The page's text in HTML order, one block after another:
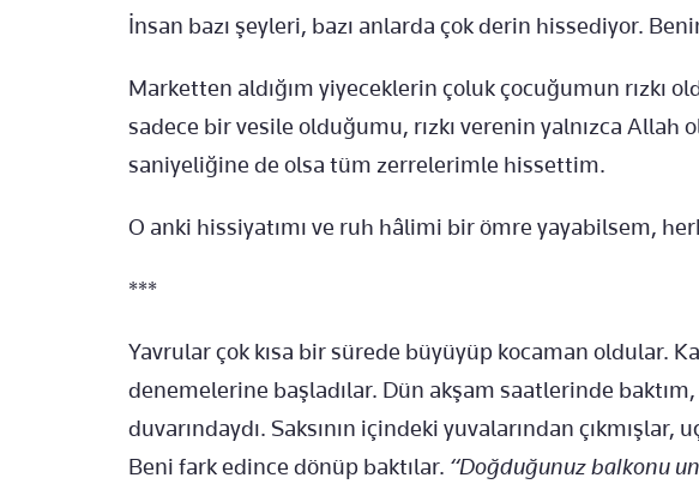
İnsan bazı şeyleri, bazı anlarda çok derin hissediyor.
Marketten aldığım yiyeceklerin çoluk çocuğumun rızkı
sadece bir vesile olduğumu, rızkı verenin yalnızca Allah
saniyeliğine de olsa tüm zerrelerimle hissettim.
O anki hissiyatımı ve ruh hâlimi bir ömre yayabilsem,
***
Yavrular çok kısa bir sürede büyüyüp kocaman oldular.
denemelerine başladılar. Dün akşam saatlerinde
duvarındaydı. Saksının içindeki yuvalarından çıkmışlar,
Beni fark edince dönüp baktılar. “Doğduğunuz balkonu